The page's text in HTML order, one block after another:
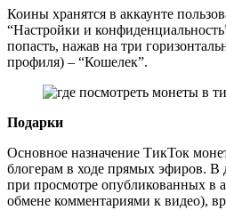
Коины хранятся в аккаунте
“Настройки и
попасть, нажав на три
профиля) – “Кошелек”.
Подарки
Основное назначение ТикТок
блогерам в ходе прямых эфиров. В
при просмотре опубликованных в
обмене комментариями к видео),